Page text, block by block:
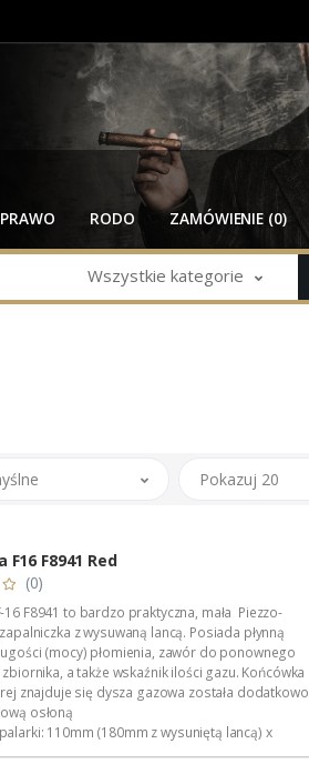
PRAWO RODO ZAMÓWIENIE (0)
Wszystkie kategorie
Pokazuj 20
F16 F8941 Red
(0)
16 F8941 to bardzo praktyczna, mała Piezzo-
z wysuwaną lancą. Posiada płynną
(mocy) płomienia, zawór do ponownego
zbiornika, a także wskaźnik ilości gazu. Końcówka
znajduje się dysza gazowa została dodatkowo
osłoną
110mm (180mm z wysuniętą lancą) x